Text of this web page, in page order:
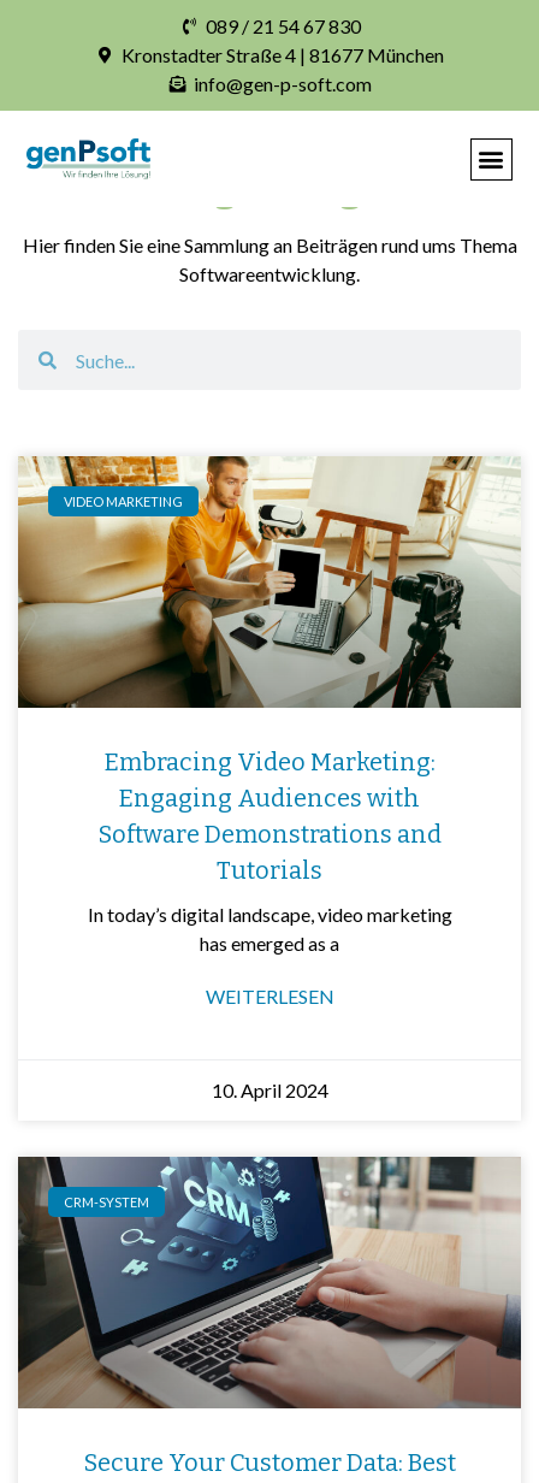
089 / 21 54 67 830
Kronstadter Straße 4 | 81677 München
info@gen-p-soft.com
Hier finden Sie eine Sammlung an Beiträgen rund ums Thema
Softwareentwicklung.
VIDEO MARKETING
Embracing Video Marketing:
Engaging Audiences with
Software Demonstrations and
Tutorials
In today’s digital landscape, video marketing
has emerged as a
WEITERLESEN
10. April 2024
CRM-SYSTEM
Secure Your Customer Data: Best